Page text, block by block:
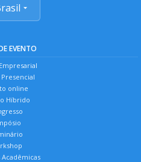
EVENTO
online
Híbrido
Acadêmicas